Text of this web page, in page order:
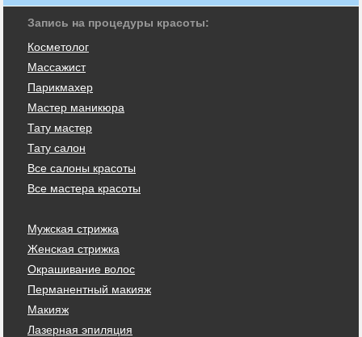
Запись на процедуры красоты:
Косметолог
Массажист
Парикмахер
Мастер маникюра
Тату мастер
Тату салон
Все салоны красоты
Все мастера красоты
Мужская стрижка
Женская стрижка
Окрашивание волос
Перманентный макияж
Макияж
Лазерная эпиляция